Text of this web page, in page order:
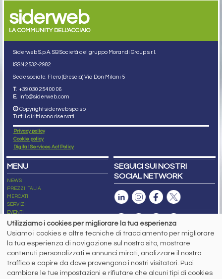
siderweb
LA COMMUNITY DELL'ACCIAIO
Siderweb S.p.A. SB Società del gruppo Morandi Group s.r.l.
ISSN 2532-2982
Sede sociale: Flero (Brescia) Via Don Milani 5
T. +39 030 254 00 06
E. info@siderweb.com
Copyright siderweb spa sb
Tutti i diritti sono riservati
Privacy policy
Cookie policy
Digital Services Act Policy
MENU
NEWS
PREZZI ITALIA
MERCATI
SERVIZI
EVENTI
ABBONAMENTI
NEWSLETTER
SEGUICI SUI NOSTRI
SOCIAL NETWORK
Capitale Sociale: 190.000€ interamente versato
Registro delle Imprese di Brescia
Codice Fiscale e Partita I.V.A.:IT03562320170
R.E.A. n. 419331
Utilizziamo i cookies per migliorare la tua esperienza
Usiamo i cookies e altre tecniche di tracciamento per migliorare
la tua esperienza di navigazione sul nostro sito, mostrare
contenuti personalizzati e annunci mirati, analizzare il nostro
traffico e capire da dove provengono i nostri visitatori. Puoi
cambiare le tue impostazioni e rifiutare che alcuni tipi di cookies